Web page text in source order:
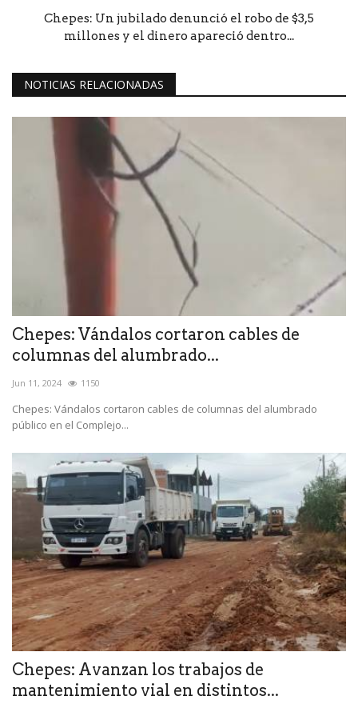
Chepes: Un jubilado denunció el robo de $3,5
millones y el dinero apareció dentro...
NOTICIAS RELACIONADAS
Chepes: Vándalos cortaron cables de
columnas del alumbrado...
Jun 11, 2024 1150
Chepes: Vándalos cortaron cables de columnas del alumbrado
público en el Complejo...
Chepes: Avanzan los trabajos de
mantenimiento vial en distintos...